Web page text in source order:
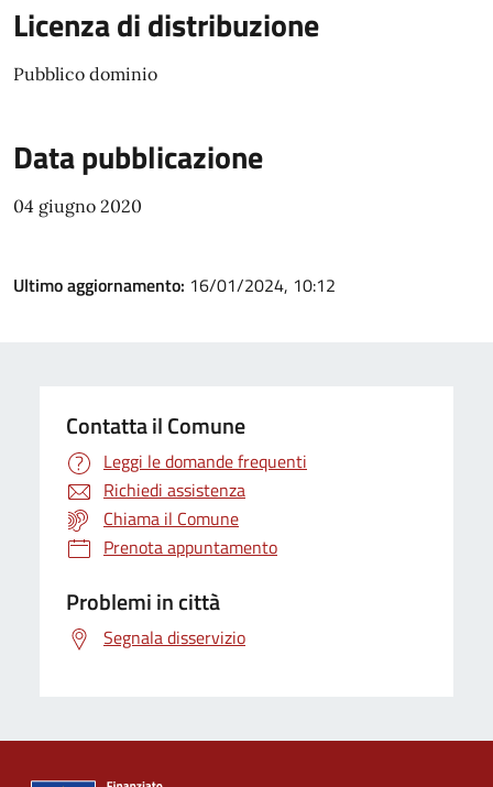
Licenza di distribuzione
Pubblico dominio
Data pubblicazione
04 giugno 2020
Ultimo aggiornamento: 16/01/2024, 10:12
Contatta il Comune
Leggi le domande frequenti
Richiedi assistenza
Chiama il Comune
Prenota appuntamento
Problemi in città
Segnala disservizio